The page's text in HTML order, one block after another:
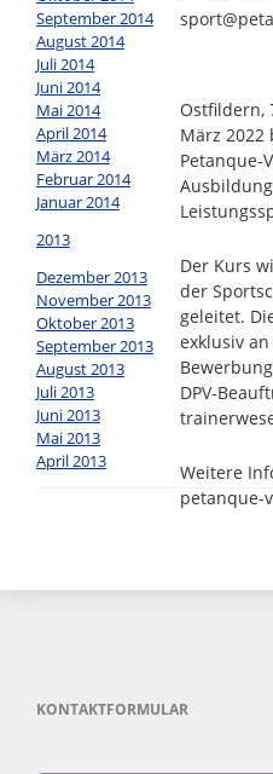
Ostfildern,
März 2022
Petanque-
Der Kurs
der
geleitet.
exklusiv
DPV-
Weitere
petanque-
September 2014
August 2014
Juli 2014
Juni 2014
Mai 2014
April 2014
März 2014
Februar 2014
Januar 2014
2013
Dezember 2013
November 2013
Oktober 2013
September 2013
August 2013
Juli 2013
Juni 2013
Mai 2013
April 2013
KONTAKTFORMULAR